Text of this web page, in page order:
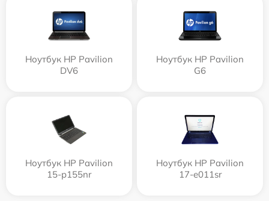
Ноутбук HP Pavilion
DV6
Ноутбук HP Pavilion
G6
Ноутбук HP Pavilion
15-p155nr
Ноутбук HP Pavilion
17-e011sr